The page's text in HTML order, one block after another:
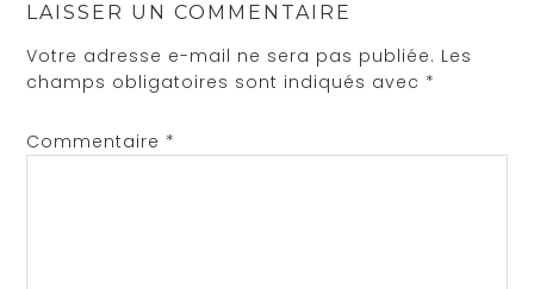
LAISSER UN COMMENTAIRE
Votre adresse e-mail ne sera pas publiée. Les
champs obligatoires sont indiqués avec *
Commentaire *